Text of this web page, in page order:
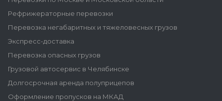
Рефрижераторные перевозки
Перевозка негабаритных и тяжеловесных грузов
Экспресс-доставка
Перевозка опасных грузов
Грузовой автосервис в Челябинске
Долгосрочная аренда полуприцепов
Оформление пропусков на МКАД